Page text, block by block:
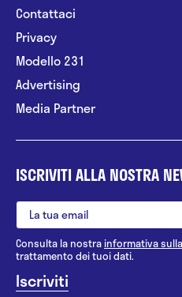
Contattaci
Privacy
Modello 231
Advertising
Media Partner
ISCRIVITI ALLA NOSTRA
Consulta la nostrainformativa
trattamento dei tuoi dati.